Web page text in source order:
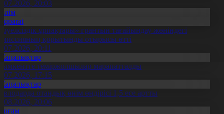
20:03
ұрпақтары» грантын тағайындау жөніндегі
қорытынды отырысы өтті
20:11
теміржолшылар марапатталды
17:15
отандық өнім өндірісі 1,5 есе артты
20:06